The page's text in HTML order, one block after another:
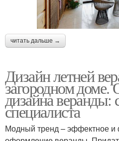
читать дальше →
Дизайн летней
загородном доме.
дизайна веранды:
специалиста
Модный тренд – эффектное и